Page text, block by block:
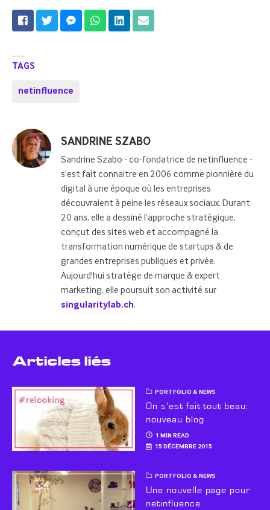
TAGS
netinfluence
Posted
by
SANDRINE SZABO
Sandrine Szabo - co-fondatrice de netinfluence -
s’est fait connaitre en 2006 comme pionnière du
digital à une époque où les entreprises
découvraient à peine les réseaux sociaux. Durant
20 ans, elle a dessiné l’approche stratégique,
conçut des sites web et accompagné la
transformation numérique de startups & de
grandes entreprises publiques et privée.
Aujourd'hui stratège de marque & expert
marketing, elle poursuit son activité sur
singularitylab.ch.
Articles liés
PORTFOLIO & NEWS
On s’est fait tout beau:
nouveau blog
1 MIN READ
15 DÉCEMBRE 2015
PORTFOLIO & NEWS
Une nouvelle page pour
netinfluence